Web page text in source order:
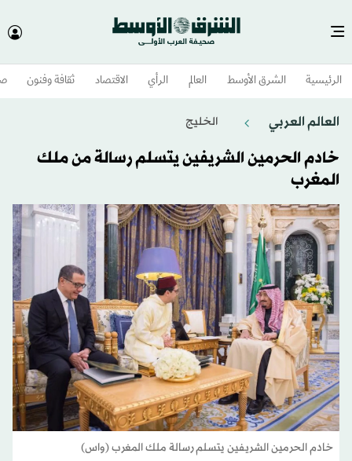
الرئيسية الشرق الأوسط​ العالم الرأي الاقتصاد ثقافة وفنون
العالم العربي الخليج
خادم الحرمين الشريفين يتسلم رسالة من ملك
المغرب
خادم الحرمين الشريفين يتسلم رسالة ملك المغرب (واس)